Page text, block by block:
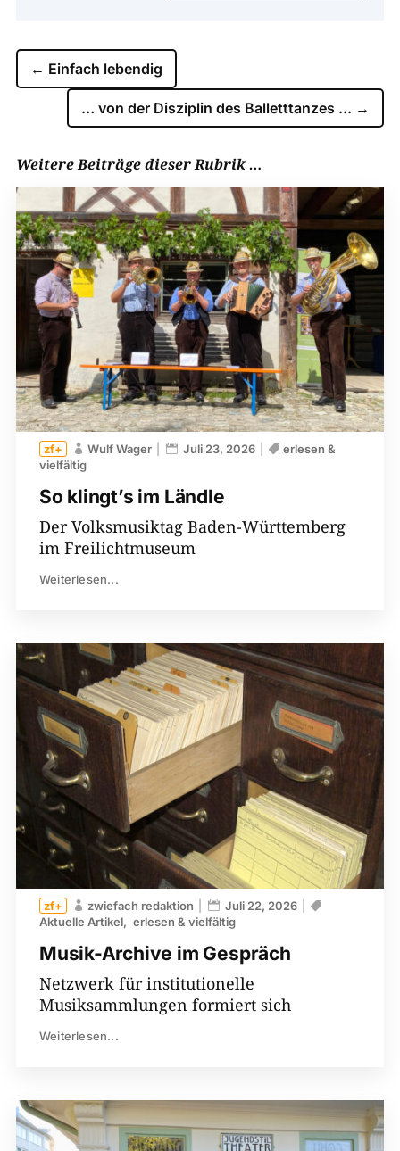
← Einfach lebendig
… von der Disziplin des Balletttanzes ... →
Weitere Beiträge dieser Rubrik …
So klingt’s im Ländle
Wulf Wager Juli 23, 2026
erlesen &
vielfältig
Der Volksmusiktag Baden-Württemberg
im Freilichtmuseum
Weiterlesen...
Musik-Archive im Gespräch
zwiefach redaktion
Juli 22, 2026
Aktuelle Artikel
erlesen & vielfältig
Netzwerk für institutionelle
Musiksammlungen formiert sich
Weiterlesen...